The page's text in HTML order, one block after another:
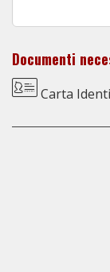
Documenti
Carta